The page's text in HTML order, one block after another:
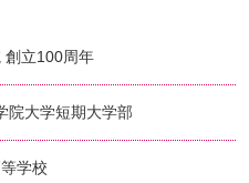
創立100周年
院大学短期大学部
学校